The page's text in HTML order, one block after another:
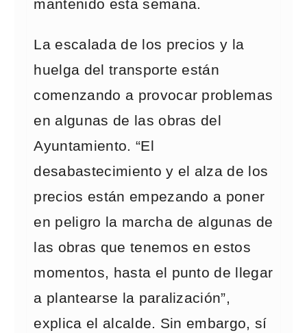
mantenido esta semana.
La escalada de los precios y la
huelga del transporte están
comenzando a provocar problemas
en algunas de las obras del
Ayuntamiento. “El
desabastecimiento y el alza de los
precios están empezando a poner
en peligro la marcha de algunas de
las obras que tenemos en estos
momentos, hasta el punto de llegar
a plantearse la paralización”,
explica el alcalde. Sin embargo, sí